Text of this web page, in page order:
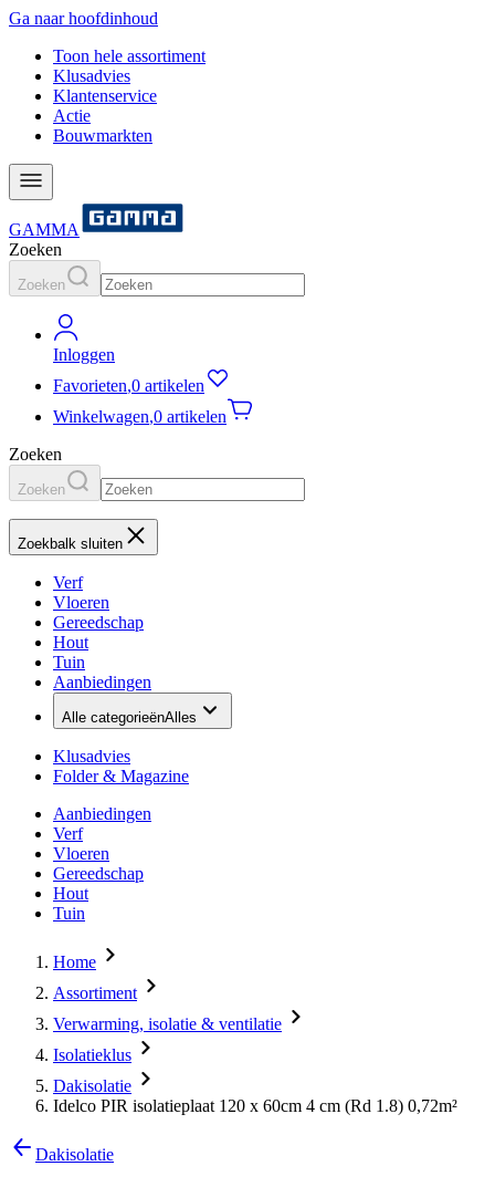
Ga naar hoofdinhoud
Toon hele assortiment
Klusadvies
Klantenservice
Actie
Bouwmarkten
GAMMA
Zoeken
Zoeken
Inloggen
Favorieten,0 artikelen
Winkelwagen,0 artikelen
Zoeken
Zoeken
Zoekbalk sluiten
Verf
Vloeren
Gereedschap
Hout
Tuin
Aanbiedingen
Alle categorieënAlles
Klusadvies
Folder & Magazine
Aanbiedingen
Verf
Vloeren
Gereedschap
Hout
Tuin
Home
Assortiment
Verwarming, isolatie & ventilatie
Isolatieklus
Dakisolatie
Idelco PIR isolatieplaat 120 x 60cm 4 cm (Rd 1.8) 0,72m²
Dakisolatie